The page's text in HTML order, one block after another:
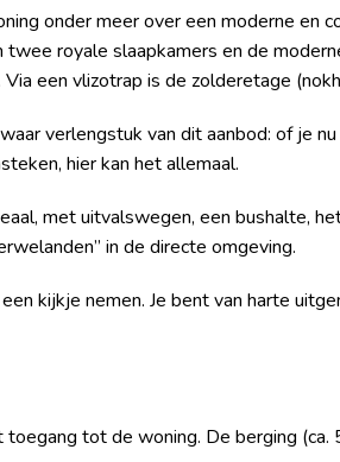
onder meer over een moderne en
twee royale slaapkamers en de
een vlizotrap is de zolderetage
verlengstuk van dit aanbod: of je
hier kan het allemaal.
met uitvalswegen, een bushalte,
in de directe omgeving.
kijkje nemen. Je bent van harte
toegang tot de woning. De berging (ca.